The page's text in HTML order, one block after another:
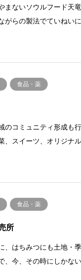
まないソウルフード天
がらの製法でていねい
食品・薬
のコミュニティ形成も
、スイーツ、オリジナ
食品・薬
所
、はちみつにも土地・
、今、その時にしかな